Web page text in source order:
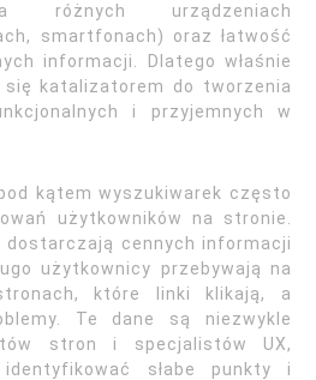
różnych urządzeniach
smartfonach) oraz łatwość
informacji. Dlatego właśnie
się katalizatorem do tworzenia
i przyjemnych w
kątem wyszukiwarek często
użytkowników na stronie.
dostarczają cennych informacji
użytkownicy przebywają na
które linki klikają, a
Te dane są niezwykle
stron i specjalistów UX,
słabe punkty i